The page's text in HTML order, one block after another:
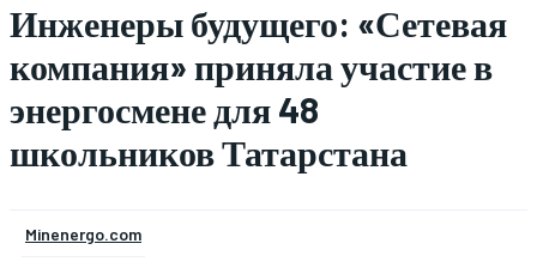
Инженеры будущего: «Сетевая
компания» приняла участие в
энергосмене для 48
школьников Татарстана
Minenergo.com